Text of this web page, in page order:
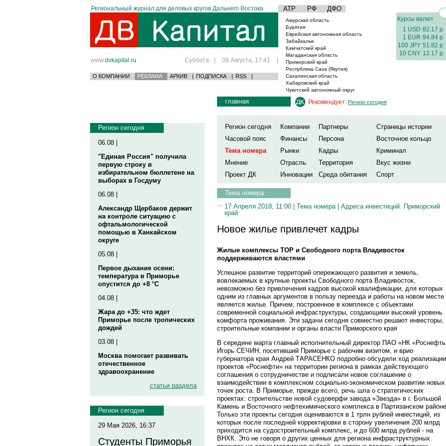
Региональный журнал для деловых кругов Дальнего Востока АТР РФ ДФО
www.dvkapital.ru Суббота | 08 Августа, 17:41 |
О КОМПАНИИ РЕКЛАМА АРХИВ | ПОДПИСКА | RSS |
Амурская область
Бурятия
Еврейская автономная область
Забайкалье
Камчатский край
Магаданская область
Приморский край
Республика Саха (Якутия)
Сахалинская область
Хабаровский край
Чукотский автономный округ
Курсы валют
1 USD 82.17 р.
1 EUR 94.84 р.
100 JPY 51.82 р.
10 CNY 12.17 р.
Регион сегодня
06.08 |
"Единая Россия" получила
первую строку в
избирательном бюллетене на
выборах в Госдуму
06.08 |
Александр Щербаков держит
на контроле ситуацию с
офтальмологической
помощью в Ханкайском
округе
05.08 |
Первое дыхание осени:
температура в Приморье
опустится до +8 °C
04.08 |
Жара до +35: что ждет
Приморье после тропических
дождей
03.08 |
Москва помогает развивать
отечественное
здравоохранение
статьи раздела
Регион сегодня
29 Мая 2026, 16:37
Студенты Приморья
главная Рекомендует: Регион сегодня
Регион сегодня Компании Партнеры
Страницы истории
Часовой пояс
Финансы Персона
Восточное кольцо
Тема номера
Рынки Кадры
Криминал
Мнение
Отрасль Территория
Вкус жизни
Проект ДК
Инновации Среда обитания Спорт
Тема номера
17 Апреля 2018, 11:00 | Тема номера | Адреса инвестиций. Приморский
край
Новое жилье привлечет кадры
Жилые комплексы ТОР и Свободного порта Владивосток
поддерживаются властями
Успешное развитие территорий опережающего развития и земель,
вовлекаемых в крупные проекты Свободного порта Владивосток,
невозможно без привлечения кадров высокой квалификации, для которых
одним из главных аргументов в пользу переезда и работы на новом месте
является жилье. Причем, построенное в комплексе с объектами
современной социальной инфраструктуры, создающими высокий уровень
комфорта проживания. Эти задачи сегодня совместно решают инвесторы,
строительные компании и органы власти Приморского края
В середине марта главный исполнительный директор ПАО «НК
Игорь СЕЧИН, посетивший Приморье с рабочим визитом, и врио
губернатора края Андрей ТАРАСЕНКО подробно обсудили ход реализации
проектов «Роснефти» на территории региона в рамках действующего
соглашения о сотрудничестве и подписали новое соглашение о
взаимодействии в комплексном социально-экономическом развитии новых
точек роста. В Приморье, прежде всего, речь шла о стратегических
проектах: строительстве новой судоверфи завода «Звезда» в г. Большой
Камень и Восточного нефтехимического комплекса в Партизанском
Только эти проекты сегодня оцениваются в 1 трлн рублей инвестиций, из
которых после последней корректировки в сторону увеличения 200 млрд
приходится на судостроительный комплекс, и до 600 млрд рублей - на
ВНХК. Это не говоря о других ценных для региона инфраструктурных